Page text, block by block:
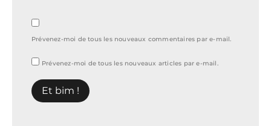
Prévenez-moi de tous les nouveaux commentaires par e-mail.
Prévenez-moi de tous les nouveaux articles par e-mail.